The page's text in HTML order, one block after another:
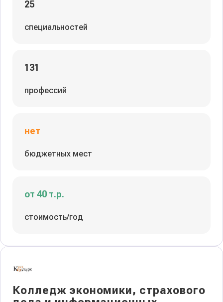
25
специальностей
131
профессий
нет
бюджетных мест
от 40 т.р.
стоимость/год
Колледж экономики, страхового